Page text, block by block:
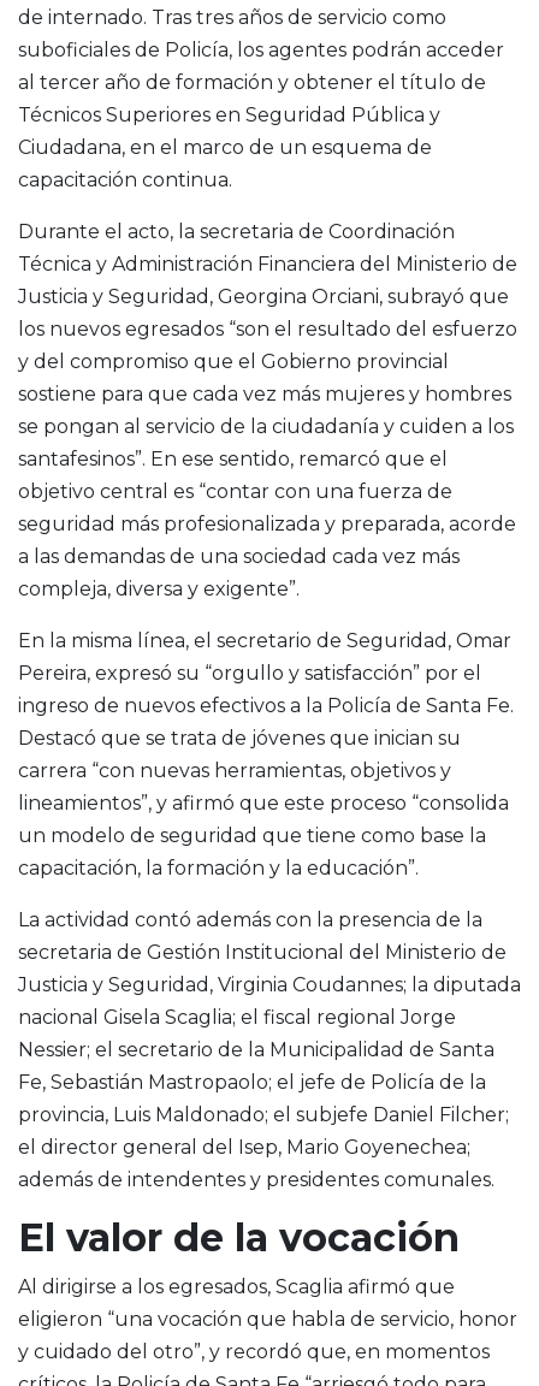
de internado. Tras tres años de servicio como
suboficiales de Policía, los agentes podrán acceder
al tercer año de formación y obtener el título de
Técnicos Superiores en Seguridad Pública y
Ciudadana, en el marco de un esquema de
capacitación continua.
Durante el acto, la secretaria de Coordinación
Técnica y Administración Financiera del Ministerio de
Justicia y Seguridad, Georgina Orciani, subrayó que
los nuevos egresados “son el resultado del esfuerzo
y del compromiso que el Gobierno provincial
sostiene para que cada vez más mujeres y hombres
se pongan al servicio de la ciudadanía y cuiden a los
santafesinos”. En ese sentido, remarcó que el
objetivo central es “contar con una fuerza de
seguridad más profesionalizada y preparada, acorde
a las demandas de una sociedad cada vez más
compleja, diversa y exigente”.
En la misma línea, el secretario de Seguridad, Omar
Pereira, expresó su “orgullo y satisfacción” por el
ingreso de nuevos efectivos a la Policía de Santa Fe.
Destacó que se trata de jóvenes que inician su
carrera “con nuevas herramientas, objetivos y
lineamientos”, y afirmó que este proceso “consolida
un modelo de seguridad que tiene como base la
capacitación, la formación y la educación”.
La actividad contó además con la presencia de la
secretaria de Gestión Institucional del Ministerio de
Justicia y Seguridad, Virginia Coudannes; la diputada
nacional Gisela Scaglia; el fiscal regional Jorge
Nessier; el secretario de la Municipalidad de Santa
Fe, Sebastián Mastropaolo; el jefe de Policía de la
provincia, Luis Maldonado; el subjefe Daniel Filcher;
el director general del Isep, Mario Goyenechea;
además de intendentes y presidentes comunales.
El valor de la vocación
Al dirigirse a los egresados, Scaglia afirmó que
eligieron “una vocación que habla de servicio, honor
y cuidado del otro”, y recordó que, en momentos